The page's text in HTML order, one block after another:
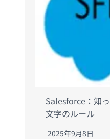
Salesforce：知
文字のルール
2025年9月8日